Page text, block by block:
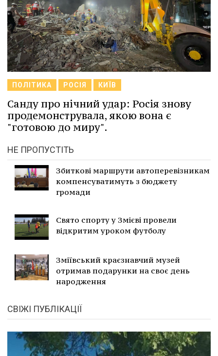
ПОЛІТИКА РОСІЯ КИЇВ
Санду про нічний удар: Росія знову
продемонструвала, якою вона є
"готовою до миру".
НЕ ПРОПУСТІТЬ
Збиткові маршрути автоперевізникам
компенсуватимуть з бюджету
громади
Свято спорту у Змієві провели
відкритим уроком футболу
Зміївський краєзнавчий музей
отримав подарунки на своє день
народження
СВІЖІ ПУБЛІКАЦІЇ